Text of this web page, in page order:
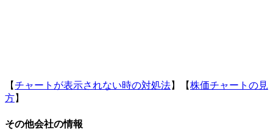
【チャートが表示されない時の対処法】【株価チャートの見
方】
その他会社の情報